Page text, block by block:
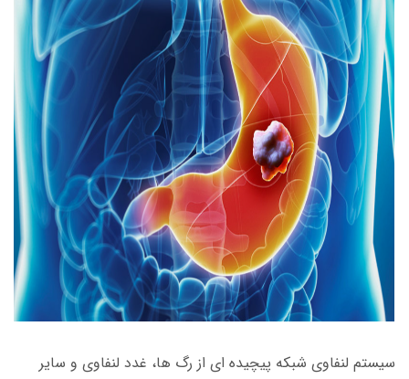
سیستم لنفاوی شبکه پیچیده ای از رگ ها، غدد لنفاوی و سایر